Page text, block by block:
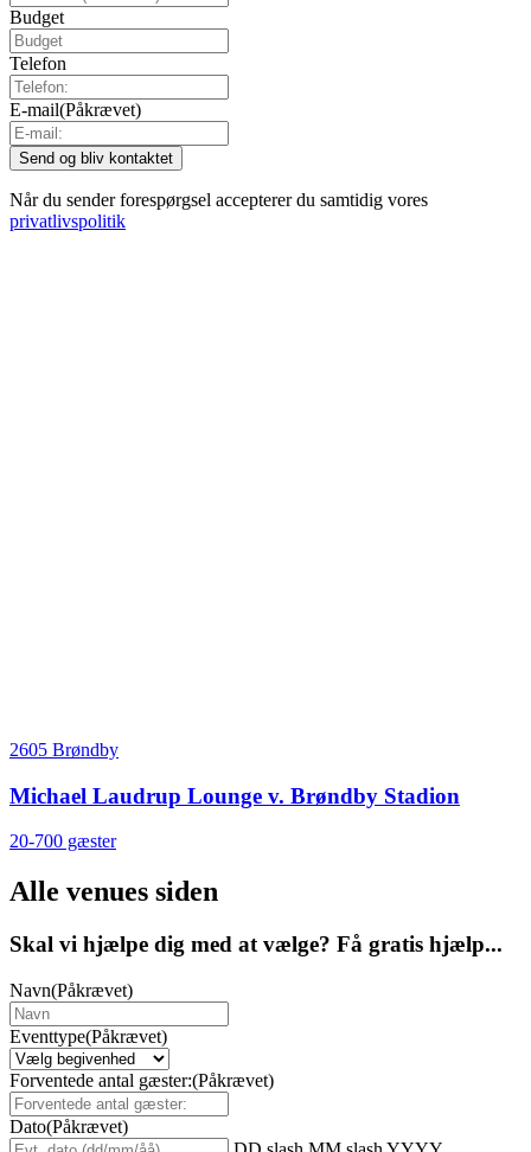
Budget
Telefon
E-mail(Påkrævet)
Når du sender forespørgsel accepterer du samtidig vores
privatlivspolitik
2605 Brøndby
Michael Laudrup Lounge v. Brøndby Stadion
20-700 gæster
Alle venues siden
Skal vi hjælpe dig med at vælge? Få gratis hjælp...
Navn(Påkrævet)
Eventtype(Påkrævet)
Forventede antal gæster:(Påkrævet)
Dato(Påkrævet)